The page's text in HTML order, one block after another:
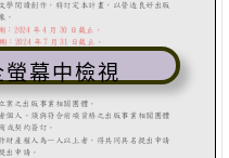
螢幕中檢視